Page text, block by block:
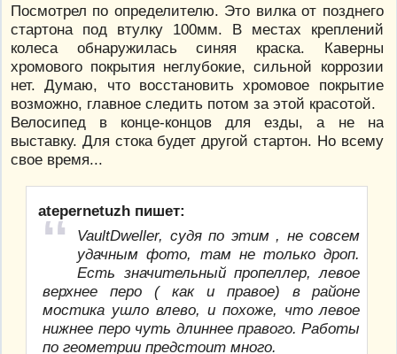
Посмотрел по определителю. Это вилка от позднего
стартона под втулку 100мм. В местах креплений
колеса обнаружилась синяя краска. Каверны
хромового покрытия неглубокие, сильной коррозии
нет. Думаю, что восстановить хромовое покрытие
возможно, главное следить потом за этой красотой.
Велосипед в конце-концов для езды, а не на
выставку. Для стока будет другой стартон. Но всему
свое время...
atepernetuzh пишет:
VaultDweller, судя по этим , не совсем
удачным фото, там не только дроп.
Есть значительный пропеллер, левое
верхнее перо ( как и правое) в районе
мостика ушло влево, и похоже, что левое
нижнее перо чуть длиннее правого. Работы
по геометрии предстоит много.